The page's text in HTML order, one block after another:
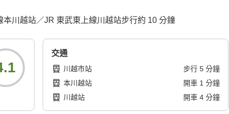
川越站／JR 東武東上線川越站步行約 10 分鐘
交通
川越市站 步行 5分鐘
本川越站
開車 1 分鐘
川越站
開車 4分鐘